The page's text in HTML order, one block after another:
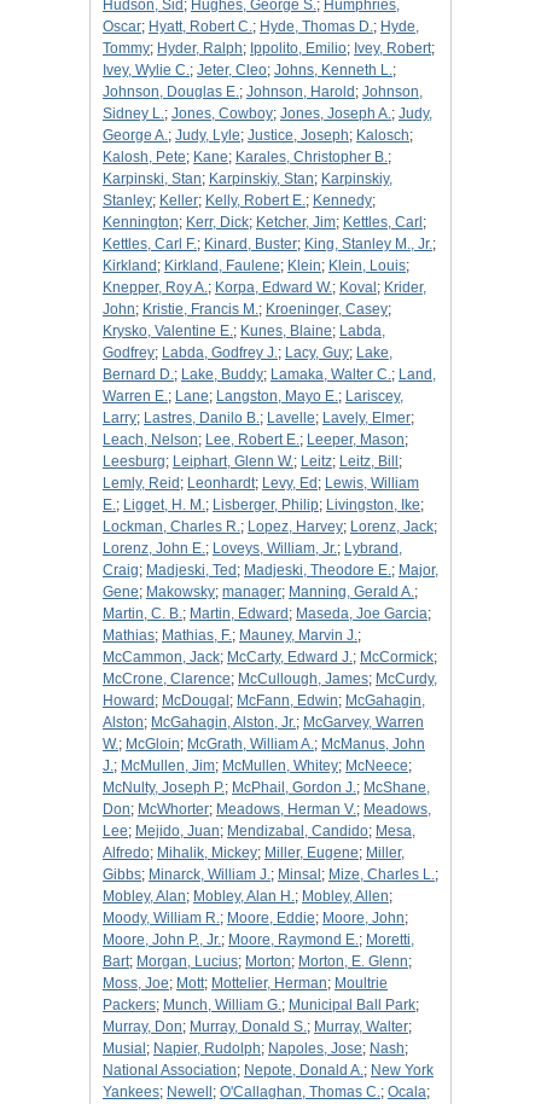
Hudson, Sid ; Hughes, George S.; Humphries,
Oscar; Hyatt, Robert C.; Hyde, Thomas D.; Hyde,
Tommy; Hyder, Ralph; Ippolito, Emilio; Ivey, Robert;
Ivey, Wylie C.; Jeter, Cleo; Johns, Kenneth L.;
Johnson, Douglas E.; Johnson, Harold ; Johnson,
Sidney L.; Jones, Cowboy; Jones, Joseph A.; Judy,
George A.; Judy, Lyle; Justice, Joseph; Kalosch;
Kalosh, Pete; Kane; Karales, Christopher B.;
Karpinski, Stan; Karpinskiy, Stan; Karpinskiy,
Stanley; Keller; Kelly, Robert E.; Kennedy;
Kennington; Kerr, Dick; Ketcher, Jim; Kettles, Carl ;
Kettles, Carl F.; Kinard, Buster; King, Stanley M., Jr.;
Kirkland ; Kirkland, Faulene; Klein; Klein, Louis;
Knepper, Roy A.; Korpa, Edward W.; Koval ; Krider,
John; Kristie, Francis M.; Kroeninger, Casey;
Krysko, Valentine E.; Kunes, Blaine; Labda,
Godfrey; Labda, Godfrey J.; Lacy, Guy; Lake,
Bernard D.; Lake, Buddy; Lamaka, Walter C.; Land,
Warren E.; Lane; Langston, Mayo E.; Lariscey,
Larry; Lastres, Danilo B.; Lavelle; Lavely, Elmer;
Leach, Nelson; Lee, Robert E.; Leeper, Mason;
Leesburg; Leiphart, Glenn W.; Leitz; Leitz, Bill ;
Lemly, Reid ; Leonhardt; Levy, Ed ; Lewis, William
E.; Ligget, H. M.; Lisberger, Philip; Livingston, Ike;
Lockman, Charles R.; Lopez, Harvey; Lorenz, Jack;
Lorenz, John E.; Loveys, William, Jr.; Lybrand,
Craig; Madjeski, Ted ; Madjeski, Theodore E.; Major,
Gene; Makowsky; manager; Manning, Gerald A.;
Martin, C. B.; Martin, Edward ; Maseda, Joe Garcia;
Mathias; Mathias, F.; Mauney, Marvin J.;
McCammon, Jack; McCarty, Edward J.; McCormick;
McCrone, Clarence; McCullough, James; McCurdy,
Howard ; McDougal ; McFann, Edwin; McGahagin,
Alston; McGahagin, Alston, Jr.; McGarvey, Warren
W.; McGloin; McGrath, William A.; McManus, John
J.; McMullen, Jim; McMullen, Whitey; McNeece;
McNulty, Joseph P.; McPhail, Gordon J.; McShane,
Don; McWhorter; Meadows, Herman V.; Meadows,
Lee; Mejido, Juan; Mendizabal, Candido; Mesa,
Alfredo; Mihalik, Mickey; Miller, Eugene; Miller,
Gibbs; Minarck, William J.; Minsal ; Mize, Charles L.;
Mobley, Alan; Mobley, Alan H.; Mobley, Allen;
Moody, William R.; Moore, Eddie; Moore, John;
Moore, John P., Jr.; Moore, Raymond E.; Moretti,
Bart; Morgan, Lucius; Morton; Morton, E. Glenn;
Moss, Joe; Mott; Mottelier, Herman; Moultrie
Packers; Munch, William G.; Municipal Ball Park;
Murray, Don; Murray, Donald S.; Murray, Walter;
Musial ; Napier, Rudolph; Napoles, Jose; Nash;
National Association; Nepote, Donald A.; New York
Yankees; Newell ; O'Callaghan, Thomas C.; Ocala;